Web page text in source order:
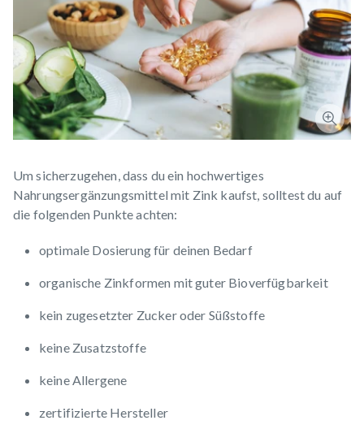
Um sicherzugehen, dass du ein hochwertiges
Nahrungsergänzungsmittel mit Zink kaufst, solltest du auf
die folgenden Punkte achten:
optimale Dosierung für deinen Bedarf
organische Zinkformen mit guter Bioverfügbarkeit
kein zugesetzter Zucker oder Süßstoffe
keine Zusatzstoffe
keine Allergene
zertifizierte Hersteller